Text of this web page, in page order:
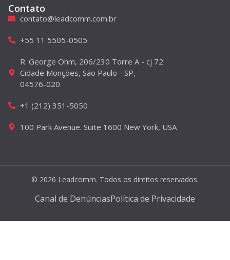
Contato
contato@leadcomm.com.br
+55 11 5505-0505
R. George Ohm, 206/230 Torre A - cj 72
Cidade Monções, São Paulo - SP,
04576-020
+1 (212) 351-5050
100 Park Avenue. Suite 1600 New York, USA
© 2026 Leadcomm. Todos os direitos reservados.
Canal de DenúnciasPolítica de Privacidade